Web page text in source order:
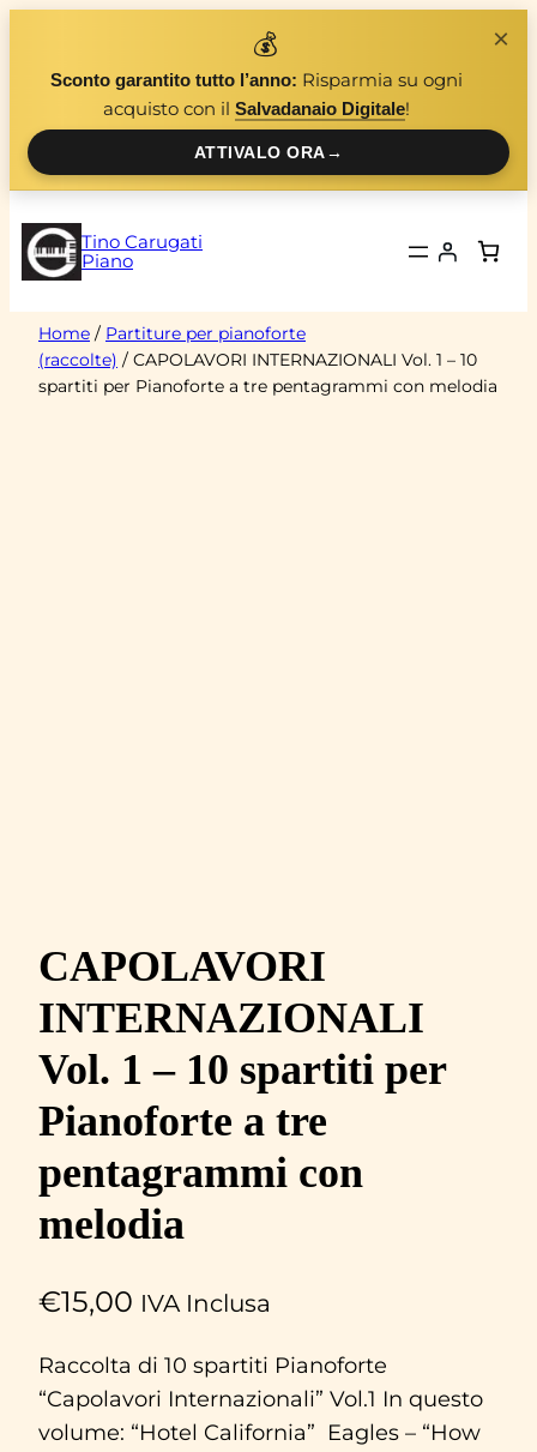
contenuto
💰
Sconto garantito tutto l’anno: Risparmia su ogni
acquisto con il Salvadanaio Digitale!
ATTIVALO ORA→
×
Tino Carugati
Piano
Home / Partiture per pianoforte
(raccolte) / CAPOLAVORI INTERNAZIONALI Vol. 1 – 10
spartiti per Pianoforte a tre pentagrammi con melodia
CAPOLAVORI
INTERNAZIONALI
Vol. 1 – 10 spartiti per
Pianoforte a tre
pentagrammi con
melodia
€15,00 IVA Inclusa
Raccolta di 10 spartiti Pianoforte
“Capolavori Internazionali” Vol.1 In questo
volume: “Hotel California” Eagles – “How